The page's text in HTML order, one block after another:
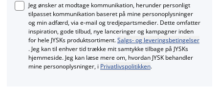
Jeg ønsker at modtage kommunikation, herunder personligt
tilpasset kommunikation baseret på mine personoplysninger
og min adfærd, via e‑mail og tredjepartsmedier. Dette omfatter
inspiration, gode tilbud, nye lanceringer og kampagner inden
for hele JYSKs produktsortiment.Salgs- og leveringsbetingelser
. Jeg kan til enhver tid trække mit samtykke tilbage på JYSKs
hjemmeside. Jeg kan læse mere om, hvordan JYSK behandler
mine personoplysninger, i Privatlivspolitikken.